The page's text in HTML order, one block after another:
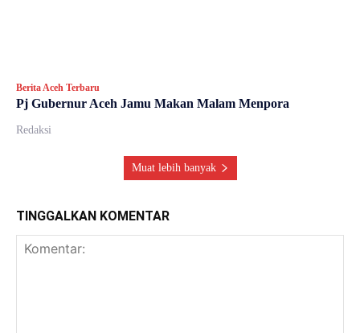
Berita Aceh Terbaru
Pj Gubernur Aceh Jamu Makan Malam Menpora
Redaksi
Muat lebih banyak
TINGGALKAN KOMENTAR